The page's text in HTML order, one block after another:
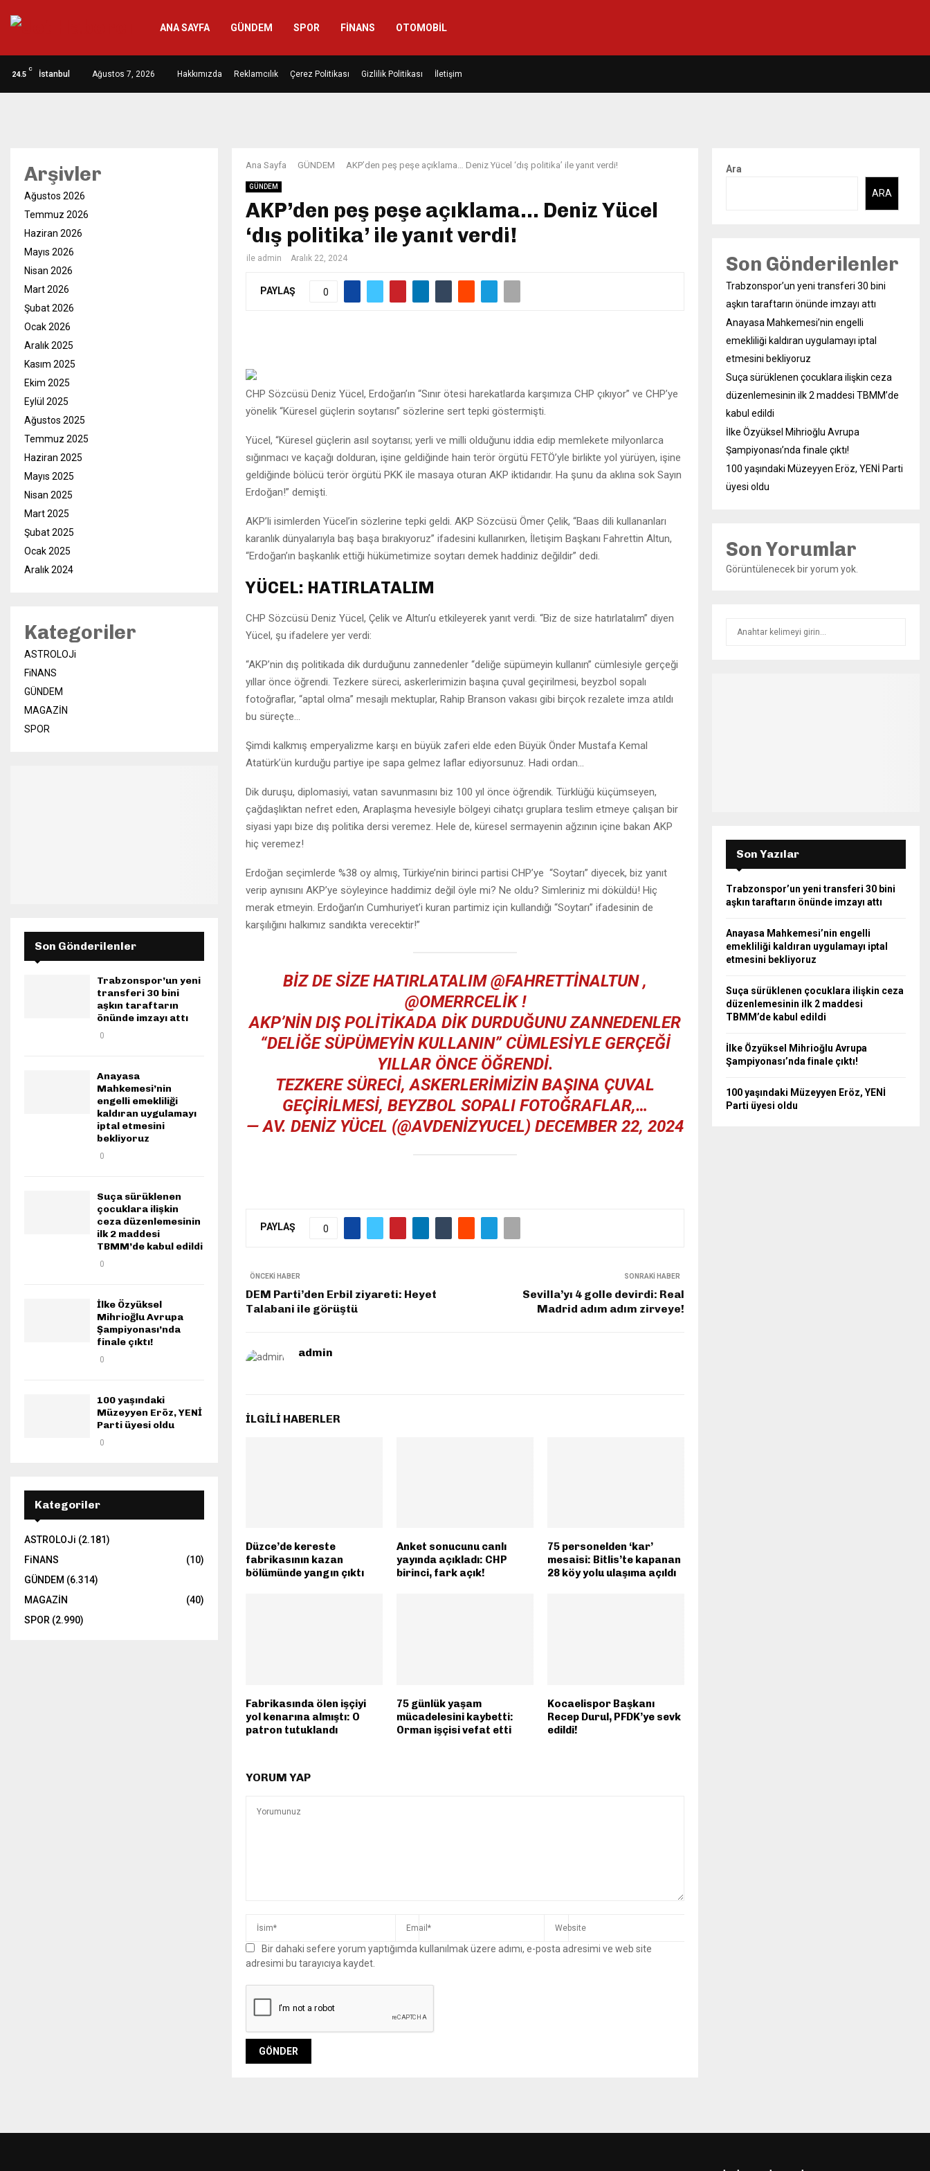
ANA SAYFA GÜNDEM SPOR FINANS OTOMOBIL
24.5
C
İstanbul Ağustos 7, 2026 Hakkımızda Reklamcılık Çerez Politikası Gizlilik Politikası İletişim
Ana Sayfa GÜNDEM AKP’den peş peşe açıklama… Deniz Yücel ‘dış politika’ ile yanıt verdi!
GÜNDEM
AKP’den peş peşe açıklama… Deniz Yücel
‘dış politika’ ile yanıt verdi!
ile admin Aralık 22, 2024
PAYLAŞ 0
CHP Sözcüsü Deniz Yücel, Erdoğan’ın “Sınır ötesi harekatlarda karşımıza CHP çıkıyor” ve CHP’ye
yönelik “Küresel güçlerin soytarısı” sözlerine sert tepki göstermişti.
Yücel, “Küresel güçlerin asıl soytarısı; yerli ve milli olduğunu iddia edip memlekete milyonlarca
sığınmacı ve kaçağı dolduran, işine geldiğinde hain terör örgütü FETÖ’yle birlikte yol yürüyen, işine
geldiğinde bölücü terör örgütü PKK ile masaya oturan AKP iktidarıdır. Ha şunu da aklına sok Sayın
Erdoğan!” demişti.
AKP’li isimlerden Yücel’in sözlerine tepki geldi. AKP Sözcüsü Ömer Çelik, “Baas dili kullananları
karanlık dünyalarıyla baş başa bırakıyoruz” ifadesini kullanırken, İletişim Başkanı Fahrettin Altun,
“Erdoğan’ın başkanlık ettiği hükümetimize soytarı demek haddiniz değildir” dedi.
YÜCEL: HATIRLATALIM
CHP Sözcüsü Deniz Yücel, Çelik ve Altun’u etkileyerek yanıt verdi. “Biz de size hatırlatalım” diyen
Yücel, şu ifadelere yer verdi:
“AKP’nin dış politikada dik durduğunu zannedenler “deliğe süpümeyin kullanın” cümlesiyle gerçeği
yıllar önce öğrendi. Tezkere süreci, askerlerimizin başına çuval geçirilmesi, beyzbol sopalı
fotoğraflar, “aptal olma” mesajlı mektuplar, Rahip Branson vakası gibi birçok rezalete imza atıldı
bu süreçte…
Şimdi kalkmış emperyalizme karşı en büyük zaferi elde eden Büyük Önder Mustafa Kemal
Atatürk’ün kurduğu partiye ipe sapa gelmez laflar ediyorsunuz. Hadi ordan…
Dik duruşu, diplomasiyi, vatan savunmasını biz 100 yıl önce öğrendik. Türklüğü küçümseyen,
çağdaşlıktan nefret eden, Araplaşma hevesiyle bölgeyi cihatçı gruplara teslim etmeye çalışan bir
siyasi yapı bize dış politika dersi veremez. Hele de, küresel sermayenin ağzının içine bakan AKP
hiç veremez!
Erdoğan seçimlerde %38 oy almış, Türkiye’nin birinci partisi CHP’ye “Soytarı” diyecek, biz yanıt
verip aynısını AKP’ye söyleyince haddimiz değil öyle mi? Ne oldu? Simleriniz mi döküldü! Hiç
merak etmeyin. Erdoğan’ın Cumhuriyet’i kuran partimiz için kullandığı “Soytarı” ifadesinin de
karşılığını halkımız sandıkta verecektir!”
BIZ DE SIZE HATIRLATALIM@FAHRETTINALTUN,
@OMERRCELIK!
AKP’NIN DIŞ POLITIKADA DIK DURDUĞUNU ZANNEDENLER
“DELIĞE SÜPÜMEYIN KULLANIN” CÜMLESIYLE GERÇEĞI
YILLAR ÖNCE ÖĞRENDI.
TEZKERE SÜRECI, ASKERLERIMIZIN BAŞINA ÇUVAL
GEÇIRILMESI, BEYZBOL SOPALI FOTOĞRAFLAR,…
— AV. DENIZ YÜCEL (@AVDENIZYUCEL) DECEMBER 22, 2024
PAYLAŞ 0
ÖNCEKI HABER
DEM Parti’den Erbil ziyareti: Heyet
Talabani ile görüştü
SONRAKI HABER
Sevilla’yı 4 golle devirdi: Real
Madrid adım adım zirveye!
admin
İLGILI HABERLER
Düzce’de kereste
fabrikasının kazan
bölümünde yangın çıktı
Anket sonucunu canlı
yayında açıkladı: CHP
birinci, fark açık!
75 personelden ‘kar’
mesaisi: Bitlis’te kapanan
28 köy yolu ulaşıma açıldı
Fabrikasında ölen işçiyi
yol kenarına almıştı: O
patron tutuklandı
75 günlük yaşam
mücadelesini kaybetti:
Orman işçisi vefat etti
Kocaelispor Başkanı
Recep Durul, PFDK’ye sevk
edildi!
YORUM YAP
Bir dahaki sefere yorum yaptığımda kullanılmak üzere adımı, e-posta adresimi ve web site
adresimi bu tarayıcıya kaydet.
Arşivler
Ağustos 2026
Temmuz 2026
Haziran 2026
Mayıs 2026
Nisan 2026
Mart 2026
Şubat 2026
Ocak 2026
Aralık 2025
Kasım 2025
Ekim 2025
Eylül 2025
Ağustos 2025
Temmuz 2025
Haziran 2025
Mayıs 2025
Nisan 2025
Mart 2025
Şubat 2025
Ocak 2025
Aralık 2024
Kategoriler
ASTROLOJi
FiNANS
GÜNDEM
MAGAZİN
SPOR
Son Gönderilenler
Trabzonspor’un yeni
transferi 30 bini
aşkın taraftarın
önünde imzayı attı
0
Anayasa
Mahkemesi’nin
engelli emekliliği
kaldıran uygulamayı
iptal etmesini
bekliyoruz
0
Suça sürüklenen
çocuklara ilişkin
ceza düzenlemesinin
ilk 2 maddesi
TBMM’de kabul edildi
0
İlke Özyüksel
Mihrioğlu Avrupa
Şampiyonası’nda
finale çıktı!
0
100 yaşındaki
Müzeyyen Eröz, YENİ
Parti üyesi oldu
0
Kategoriler
ASTROLOJi (2.181)
FiNANS
(10)
GÜNDEM (6.314)
MAGAZİN
(40)
SPOR (2.990)
Ara
ARA
Son Gönderilenler
Trabzonspor’un yeni transferi 30 bini
aşkın taraftarın önünde imzayı attı
Anayasa Mahkemesi’nin engelli
emekliliği kaldıran uygulamayı iptal
etmesini bekliyoruz
Suça sürüklenen çocuklara ilişkin ceza
düzenlemesinin ilk 2 maddesi TBMM’de
kabul edildi
İlke Özyüksel Mihrioğlu Avrupa
Şampiyonası’nda finale çıktı!
100 yaşındaki Müzeyyen Eröz, YENİ Parti
üyesi oldu
Son Yorumlar
Görüntülenecek bir yorum yok.
Son Yazılar
Trabzonspor’un yeni transferi 30 bini
aşkın taraftarın önünde imzayı attı
Anayasa Mahkemesi’nin engelli
emekliliği kaldıran uygulamayı iptal
etmesini bekliyoruz
Suça sürüklenen çocuklara ilişkin ceza
düzenlemesinin ilk 2 maddesi
TBMM’de kabul edildi
İlke Özyüksel Mihrioğlu Avrupa
Şampiyonası’nda finale çıktı!
100 yaşındaki Müzeyyen Eröz, YENİ
Parti üyesi oldu